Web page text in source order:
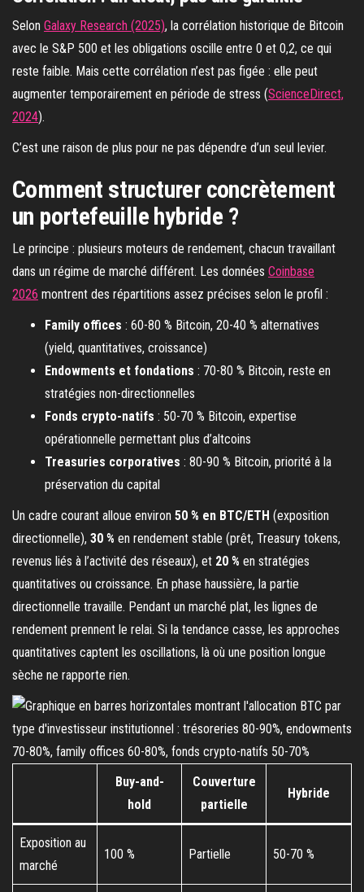
Selon Galaxy Research (2025), la corrélation historique de Bitcoin
avec le S&P 500 et les obligations oscille entre 0 et 0,2, ce qui
reste faible. Mais cette corrélation n’est pas figée : elle peut
augmenter temporairement en période de stress (ScienceDirect,
2024).
C’est une raison de plus pour ne pas dépendre d’un seul levier.
Comment structurer concrètement
un portefeuille hybride ?
Le principe : plusieurs moteurs de rendement, chacun travaillant
dans un régime de marché différent. Les données Coinbase
2026 montrent des répartitions assez précises selon le profil :
Family offices : 60-80 % Bitcoin, 20-40 % alternatives
(yield, quantitatives, croissance)
Endowments et fondations : 70-80 % Bitcoin, reste en
stratégies non-directionnelles
Fonds crypto-natifs : 50-70 % Bitcoin, expertise
opérationnelle permettant plus d’altcoins
Treasuries corporatives : 80-90 % Bitcoin, priorité à la
préservation du capital
Un cadre courant alloue environ 50 % en BTC/ETH (exposition
directionnelle), 30 % en rendement stable (prêt, Treasury tokens,
revenus liés à l’activité des réseaux), et 20 % en stratégies
quantitatives ou croissance. En phase haussière, la partie
directionnelle travaille. Pendant un marché plat, les lignes de
rendement prennent le relai. Si la tendance casse, les approches
quantitatives captent les oscillations, là où une position longue
sèche ne rapporte rien.
Buy-and-
hold
Couverture
partielle
Hybride
Exposition au
marché
100 % Partielle 50-70 %